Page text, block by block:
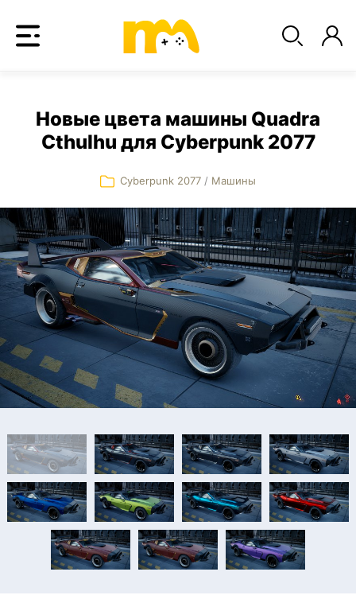
Новые цвета машины Quadra
Cthulhu для Cyberpunk 2077
Cyberpunk 2077 / Машины